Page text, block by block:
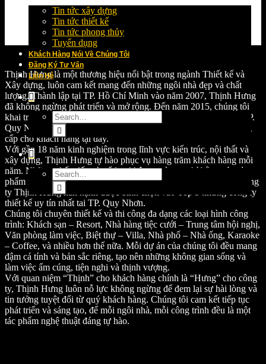
Tin tức xây dựng
Tin tức thiết kế
Tin tức phong thủy
Tuyển dụng
Khách Hàng Nói Về Chúng Tôi
Đăng Ký Tư Vấn
Liên Hệ
Thịnh Hưng là một thương hiệu nổi bật trong ngành Thiết kế và
Xây dựng, luôn cam kết mang đến những ngôi nhà đẹp và chất
lượng. Thành lập tại TP. Hồ Chí Minh vào năm 2007, Thịnh Hưng
đã không ngừng phát triển và mở rộng. Đến năm 2015, chúng tôi
khai trương chi nhánh công ty tư vấn Thiết kế và Xây dựng tại TP.
Quy Nhơn, mang đến nhiều giải pháp kiến trúc và xây dựng đẳng
cấp cho khách hàng tại đây.
Với gần 18 năm kinh nghiệm trong lĩnh vực kiến trúc, nội thất và
xây dựng, Thịnh Hưng tự hào phục vụ hàng trăm khách hàng mỗi
năm. Những phấn đấu và nổ lực không ngừng nghỉ bằng các sản
phẩm mà tập thể anh em công ty đã thực hiện, đến năm 2018, Công
ty Thịnh Hưng hân hạnh được bình chọn vào Top 5 những công ty
thiết kế uy tín nhất tai TP. Quy Nhơn.
Chúng tôi chuyên thiết kế và thi công đa dạng các loại hình công
trình: Khách sạn – Resort, Nhà hàng tiệc cưới – Trung tâm hội nghị,
Văn phòng làm việc, Biệt thự – Villa, Nhà phố – Nhà ống, Karaoke
– Coffee, và nhiều hơn thế nữa. Mỗi dự án của chúng tôi đều mang
đậm cá tính và bản sắc riêng, tạo nên những không gian sống và
làm việc ấm cúng, tiện nghi và thịnh vượng.
Với quan niệm “Thịnh” cho khách hàng chính là “Hưng” cho công
ty, Thịnh Hưng luôn nỗ lực không ngừng để đem lại sự hài lòng và
tin tưởng tuyệt đối từ quý khách hàng. Chúng tôi cam kết tiếp tục
phát triển và sáng tạo, để mỗi ngôi nhà, mỗi công trình đều là một
tác phẩm nghệ thuật đáng tự hào.